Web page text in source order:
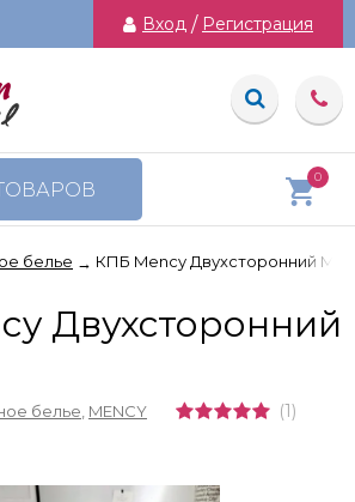
Вход / Регистрация
0
белье → КПБ Mency Двухсторонний
Двухсторонний
белье MENCY (1)